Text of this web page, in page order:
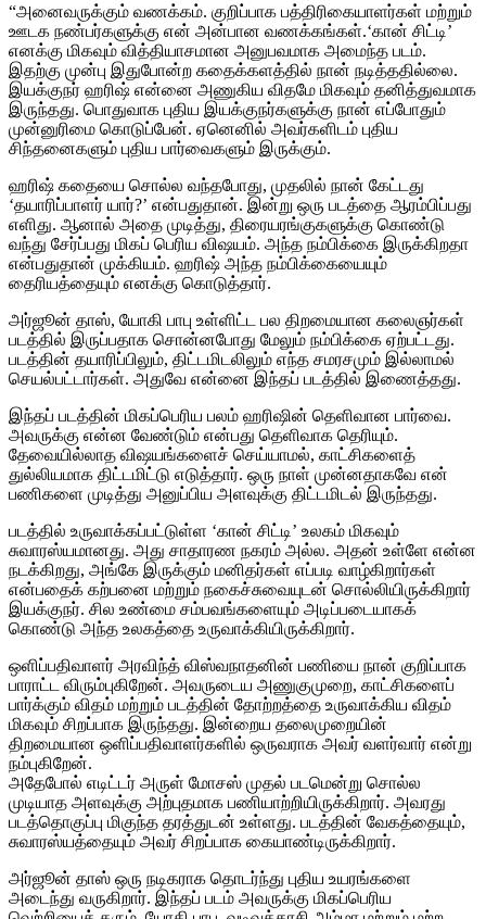
“அனைவருக்கும் வணக்கம். குறிப்பாக பத்திரிகையாளர்கள் மற்றும்
ஊடக நண்பர்களுக்கு என் அன்பான வணக்கங்கள்.‘கான் சிட்டி’
எனக்கு மிகவும் வித்தியாசமான அனுபவமாக அமைந்த படம்.
இதற்கு முன்பு இதுபோன்ற கதைக்களத்தில் நான் நடித்ததில்லை.
இயக்குநர் ஹரிஷ் என்னை அணுகிய விதமே மிகவும் தனித்துவமாக
இருந்தது. பொதுவாக புதிய இயக்குநர்களுக்கு நான் எப்போதும்
முன்னுரிமை கொடுப்பேன். ஏனெனில் அவர்களிடம் புதிய
சிந்தனைகளும் புதிய பார்வைகளும் இருக்கும்.
ஹரிஷ் கதையை சொல்ல வந்தபோது, முதலில் நான் கேட்டது
‘தயாரிப்பாளர் யார்?’ என்பதுதான். இன்று ஒரு படத்தை ஆரம்பிப்பது
எளிது. ஆனால் அதை முடித்து, திரையரங்குகளுக்கு கொண்டு
வந்து சேர்ப்பது மிகப் பெரிய விஷயம். அந்த நம்பிக்கை இருக்கிறதா
என்பதுதான் முக்கியம். ஹரிஷ் அந்த நம்பிக்கையையும்
தைரியத்தையும் எனக்கு கொடுத்தார்.
அர்ஜூன் தாஸ், யோகி பாபு உள்ளிட்ட பல திறமையான கலைஞர்கள்
படத்தில் இருப்பதாக சொன்னபோது மேலும் நம்பிக்கை ஏற்பட்டது.
படத்தின் தயாரிப்பிலும், திட்டமிடலிலும் எந்த சமரசமும் இல்லாமல்
செயல்பட்டார்கள். அதுவே என்னை இந்தப் படத்தில் இணைத்தது.
இந்தப் படத்தின் மிகப்பெரிய பலம் ஹரிஷின் தெளிவான பார்வை.
அவருக்கு என்ன வேண்டும் என்பது தெளிவாக தெரியும்.
தேவையில்லாத விஷயங்களைச் செய்யாமல், காட்சிகளைத்
துல்லியமாக திட்டமிட்டு எடுத்தார். ஒரு நாள் முன்னதாகவே என்
பணிகளை முடித்து அனுப்பிய அளவுக்கு திட்டமிடல் இருந்தது.
படத்தில் உருவாக்கப்பட்டுள்ள ‘கான் சிட்டி’ உலகம் மிகவும்
சுவாரஸ்யமானது. அது சாதாரண நகரம் அல்ல. அதன் உள்ளே என்ன
நடக்கிறது, அங்கே இருக்கும் மனிதர்கள் எப்படி வாழ்கிறார்கள்
என்பதைக் கற்பனை மற்றும் நகைச்சுவையுடன் சொல்லியிருக்கிறார்
இயக்குநர். சில உண்மை சம்பவங்களையும் அடிப்படையாகக்
கொண்டு அந்த உலகத்தை உருவாக்கியிருக்கிறார்.
ஒளிப்பதிவாளர் அரவிந்த் விஸ்வநாதனின் பணியை நான் குறிப்பாக
பாராட்ட விரும்புகிறேன். அவருடைய அணுகுமுறை, காட்சிகளைப்
பார்க்கும் விதம் மற்றும் படத்தின் தோற்றத்தை உருவாக்கிய விதம்
மிகவும் சிறப்பாக இருந்தது. இன்றைய தலைமுறையின்
திறமையான ஒளிப்பதிவாளர்களில் ஒருவராக அவர் வளர்வார் என்று
நம்புகிறேன்.
அதேபோல் எடிட்டர் அருள் மோசஸ் முதல் படமென்று சொல்ல
முடியாத அளவுக்கு அற்புதமாக பணியாற்றியிருக்கிறார். அவரது
படத்தொகுப்பு மிகுந்த தரத்துடன் உள்ளது. படத்தின் வேகத்தையும்,
சுவாரஸ்யத்தையும் அவர் சிறப்பாக கையாண்டிருக்கிறார்.
அர்ஜூன் தாஸ் ஒரு நடிகராக தொடர்ந்து புதிய உயரங்களை
அடைந்து வருகிறார். இந்தப் படம் அவருக்கு மிகப்பெரிய